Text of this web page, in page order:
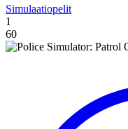
Simulaatiopelit
1
60